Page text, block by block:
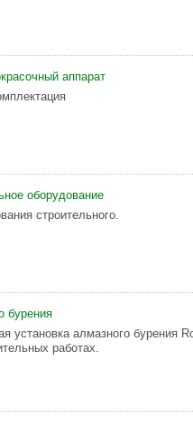
аппарат
оборудование
строительного.
бурения
установка алмазного бурения
работах.